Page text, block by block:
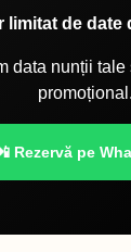
limitat de date
data nunții tale
promoțional.
Rezervă pe